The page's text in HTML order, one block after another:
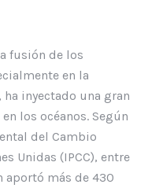
fusión de los
en la
inyectado una gran
los océanos. Según
del Cambio
Unidas (IPCC), entre
aportó más de 430